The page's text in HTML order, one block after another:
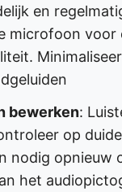
en
microfoon voor
Minimaliseer
bewerken:
op
nodig opnieuw
het